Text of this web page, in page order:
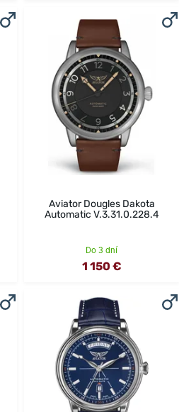
Aviator Dougles Dakota
Automatic V.3.31.0.228.4
Do 3 dní
1 150 €